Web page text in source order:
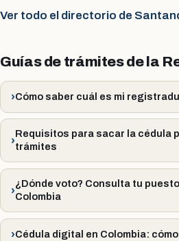
Ver todo el directorio de
Guías de trámites de la
Cómo saber cuál es mi
Requisitos para sacar la cédula
trámites
¿Dónde voto? Consulta tu
Colombia
Cédula digital en Colombia: